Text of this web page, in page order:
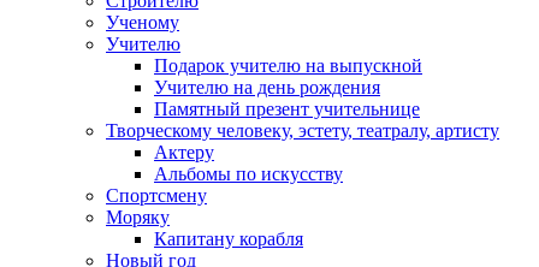
Ученому
Учителю
Подарок учителю на выпускной
Учителю на день рождения
Памятный презент учительнице
Творческому человеку, эстету, театралу, артисту
Актеру
Альбомы по искусству
Спортсмену
Моряку
Капитану корабля
Новый год